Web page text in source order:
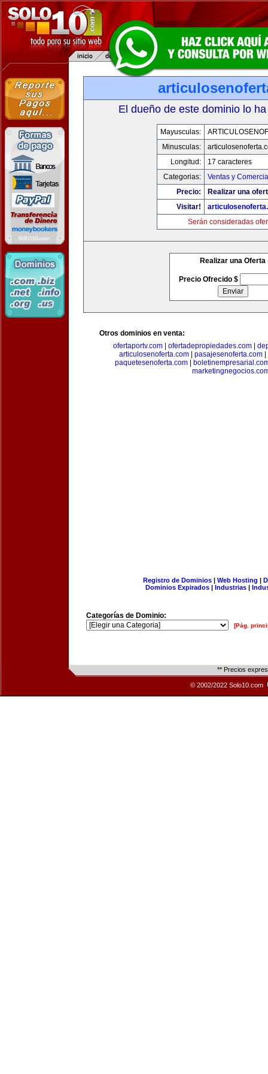
El dueño de este dominio lo
Mayusculas:
Minusculas:
Longitud:
17 caracteres
Categorias:
Ventas y
Precio:
Realizar una
Visitar!
Serán consideradas
Realizar una Oferta
Precio Ofrecido $
Otros dominios en venta:
ofertaportv.com
ofertadepropiedades.com
articulosenoferta.com
pasajesenoferta.com
paquetesenoferta.com|
Registro de Dominios| Web Hosting |
Dominios Expirados | Industrias |
Categorías de Dominio:
[Pág.
** Precios
© 2002/2022 Solo10.com